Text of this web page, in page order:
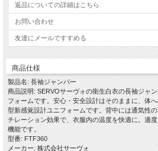
返品についての詳細はこちら
お問い合わせ
友達にメールですすめる
商品仕様
製品名: 長袖ジャンパー
商品説明: SERVOサーヴォの衛生白衣の長袖ジャ
フォームです。安心・安全設計はそのままに、体
型新感覚設計ユニフォームです。背中には通気性
チレーション効果で、衣服内の温度を快適に。適
機能です。
型番: FTF360
メーカー: 株式会社サーヴォ